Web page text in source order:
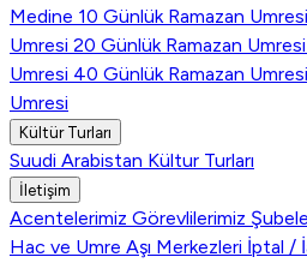
Medine 10 Günlük Ramazan Umresi
Umresi 20 Günlük Ramazan Umresi
Umresi 40 Günlük Ramazan Umresi
Umresi
Kültür Turları
Suudi Arabistan Kültur Turları
İletişim
Acentelerimiz Görevlilerimiz
Hac ve Umre Aşı Merkezleri İptal /